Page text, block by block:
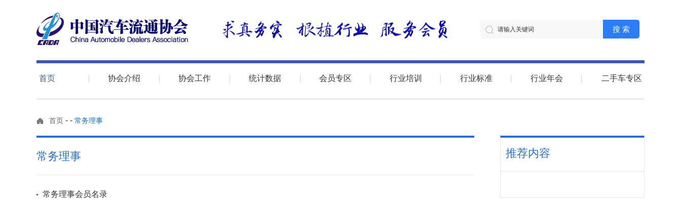
搜 索
首页 协会介绍 协会工作 统计数据 会员专区 行业培训 行业标准 行业年会 二手车专区
首页 - - 常务理事
常务理事
常务理事会员名录
推荐内容